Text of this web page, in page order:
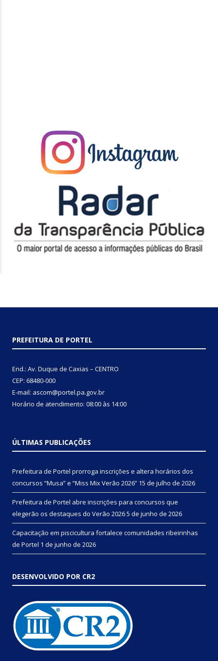
PREFEITURA DE PORTEL
End.: Av. Duque de Caxias – CENTRO
CEP: 68480-000
E-mail: ascom@portel.pa.gov.br
Horário de atendimento: 08:00 às 14:00
ÚLTIMAS PUBLICAÇÕES
Prefeitura de Portel prorroga inscrições e altera horários dos
concursos “Musa” e “Miss Mix Verão 2026” 15 de julho de 2026
Prefeitura de Portel abre inscrições para concursos que
elegerão os destaques do Verão 20265 de junho de 2026
Capacitação em piscicultura fortalece comunidades ribeirinhas
de Portel 1 de junho de 2026
DESENVOLVIDO POR CR2